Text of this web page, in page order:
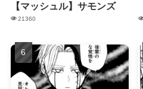
【マッシュル】サモンズ
21360